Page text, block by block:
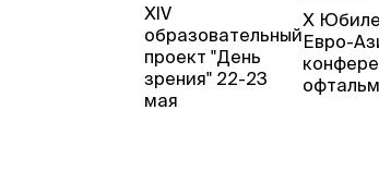
ХIV
образовательный
проект "День
зрения" 22-23
мая
Х
Евро-